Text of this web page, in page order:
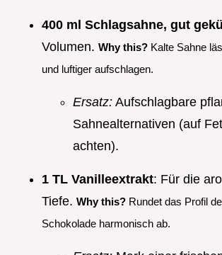
400 ml Schlagsahne, gut
Volumen. Why this? Kalte Sahne
und luftiger aufschlagen.
Ersatz: Aufschlagbare
Sahnealternativen (auf
achten).
1 TL Vanilleextrakt: Für die
Tiefe. Why this? Rundet das Profil
Schokolade harmonisch ab.